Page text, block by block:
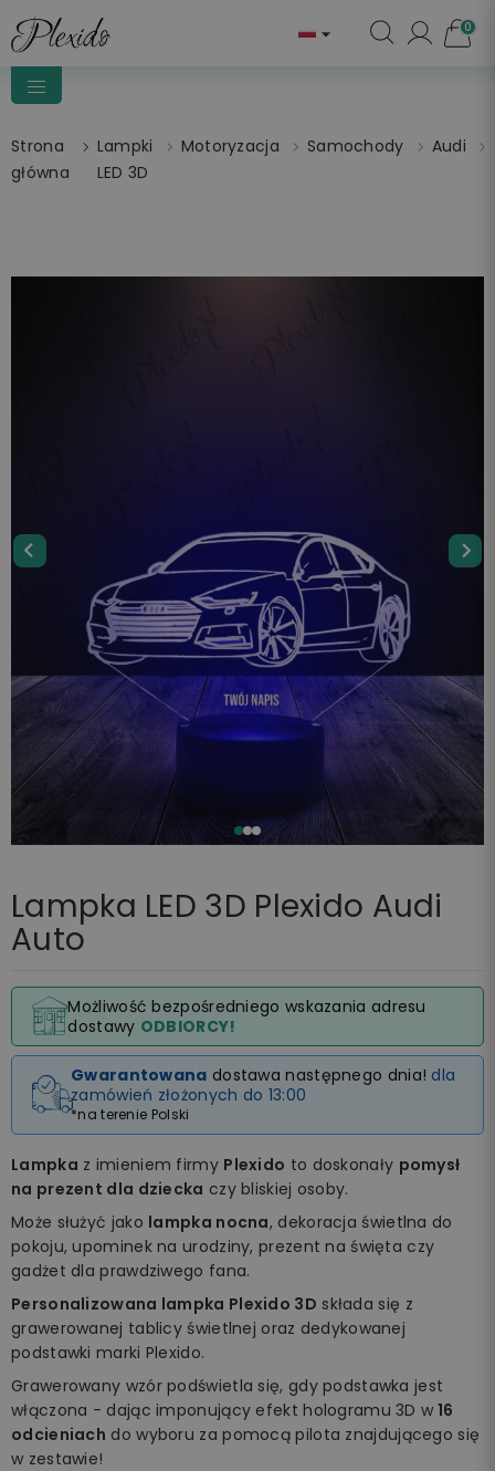
 0
Strona
główna
Lampki
LED 3D
Motoryzacja Samochody Audi
Lampka LED 3D Plexido Audi
Auto
Możliwość bezpośredniego wskazania adresu
dostawy ODBIORCY!
Gwarantowana dostawa następnego dnia! dla
zamówień złożonych do 13:00
*na terenie Polski
Lampka z imieniem firmy Plexido to doskonały pomysł
na prezent dla dziecka czy bliskiej osoby.
Może służyć jako lampka nocna, dekoracja świetlna do
pokoju, upominek na urodziny, prezent na święta czy
gadżet dla prawdziwego fana.
Personalizowana lampka Plexido 3D składa się z
grawerowanej tablicy świetlnej oraz dedykowanej
podstawki marki Plexido.
Grawerowany wzór podświetla się, gdy podstawka jest
włączona - dając imponujący efekt hologramu 3D w 16
odcieniach do wyboru za pomocą pilota znajdującego się
w zestawie!